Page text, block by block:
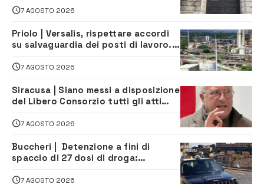
7 AGOSTO 2026
Priolo | Versalis, rispettare accordi
su salvaguardia dei posti di lavoro. Il
7 AGOSTO 2026
Siracusa | Siano messi a disposizione
del Libero Consorzio tutti gli atti
7 AGOSTO 2026
Buccheri | Detenzione a fini di
spaccio di 27 dosi di droga:
7 AGOSTO 2026